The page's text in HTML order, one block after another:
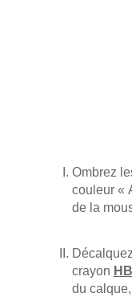
Ombrez
couleur «
de la
crayon HB
du